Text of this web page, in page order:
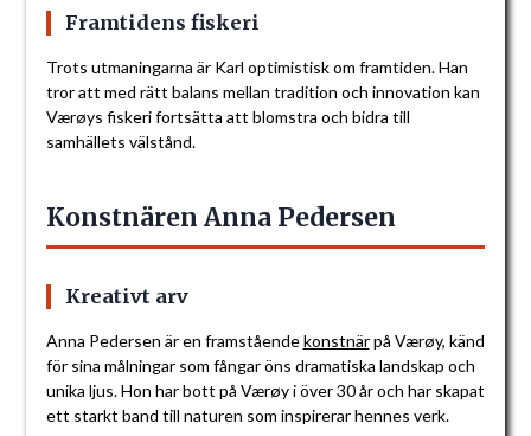
Framtidens fiskeri
Trots utmaningarna är Karl optimistisk om framtiden. Han
tror att med rätt balans mellan tradition och innovation kan
Værøys fiskeri fortsätta att blomstra och bidra till
samhällets välstånd.
Konstnären Anna Pedersen
Kreativt arv
Anna Pedersen är en framståendekonstnärpå Værøy, känd
för sina målningar som fångar öns dramatiska landskap och
unika ljus. Hon har bott på Værøy i över 30 år och har skapat
ett starkt band till naturen som inspirerar hennes verk.